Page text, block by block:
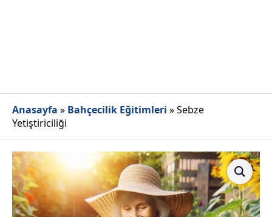
Anasayfa » Bahçecilik Eğitimleri »Sebze
Yetiştiriciliği